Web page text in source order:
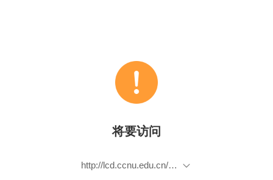
将要访问
http://lcd.ccnu.edu.cn/#/index